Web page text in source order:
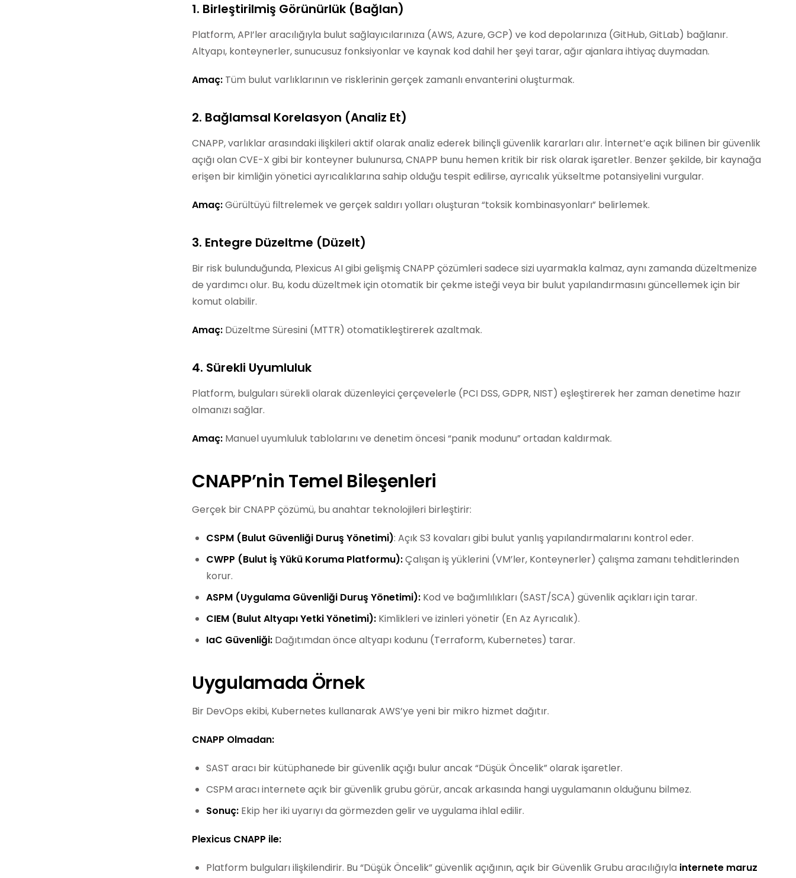
1. Birleştirilmiş Görünürlük (Bağlan)
Platform, API’ler aracılığıyla bulut sağlayıcılarınıza (AWS, Azure, GCP) ve kod depolarınıza (GitHub, GitLab) bağlanır.
Altyapı, konteynerler, sunucusuz fonksiyonlar ve kaynak kod dahil her şeyi tarar, ağır ajanlara ihtiyaç duymadan.
Amaç: Tüm bulut varlıklarının ve risklerinin gerçek zamanlı envanterini oluşturmak.
2. Bağlamsal Korelasyon (Analiz Et)
CNAPP, varlıklar arasındaki ilişkileri aktif olarak analiz ederek bilinçli güvenlik kararları alır. İnternet’e açık bilinen bir güvenlik
açığı olan CVE-X gibi bir konteyner bulunursa, CNAPP bunu hemen kritik bir risk olarak işaretler. Benzer şekilde, bir kaynağa
erişen bir kimliğin yönetici ayrıcalıklarına sahip olduğu tespit edilirse, ayrıcalık yükseltme potansiyelini vurgular.
Amaç:Gürültüyü filtrelemek ve gerçek saldırı yolları oluşturan “toksik kombinasyonları” belirlemek.
3. Entegre Düzeltme (Düzelt)
Bir risk bulunduğunda, Plexicus AI gibi gelişmiş CNAPP çözümleri sadece sizi uyarmakla kalmaz, aynı zamanda düzeltmenize
de yardımcı olur. Bu, kodu düzeltmek için otomatik bir çekme isteği veya bir bulut yapılandırmasını güncellemek için bir
komut olabilir.
Amaç: Düzeltme Süresini (MTTR) otomatikleştirerek azaltmak.
4. Sürekli Uyumluluk
Platform, bulguları sürekli olarak düzenleyici çerçevelerle (PCI DSS, GDPR, NIST) eşleştirerek her zaman denetime hazır
olmanızı sağlar.
Amaç: Manuel uyumluluk tablolarını ve denetim öncesi “panik modunu” ortadan kaldırmak.
CNAPP’nin Temel Bileşenleri
Gerçek bir CNAPP çözümü, bu anahtar teknolojileri birleştirir:
CSPM (Bulut Güvenliği Duruş Yönetimi): Açık S3 kovaları gibi bulut yanlış yapılandırmalarını kontrol eder.
CWPP (Bulut İş Yükü Koruma Platformu):Çalışan iş yüklerini (VM’ler, Konteynerler) çalışma zamanı tehditlerinden
korur.
ASPM (Uygulama Güvenliği Duruş Yönetimi): Kod ve bağımlılıkları (SAST/SCA) güvenlik açıkları için tarar.
CIEM (Bulut Altyapı Yetki Yönetimi): Kimlikleri ve izinleri yönetir (En Az Ayrıcalık).
IaC Güvenliği: Dağıtımdan önce altyapı kodunu (Terraform, Kubernetes) tarar.
Uygulamada Örnek
Bir DevOps ekibi, Kubernetes kullanarak AWS’ye yeni bir mikro hizmet dağıtır.
CNAPP Olmadan:
SAST aracı bir kütüphanede bir güvenlik açığı bulur ancak “Düşük Öncelik” olarak işaretler.
CSPM aracı internete açık bir güvenlik grubu görür, ancak arkasında hangi uygulamanın olduğunu bilmez.
Sonuç: Ekip her iki uyarıyı da görmezden gelir ve uygulama ihlal edilir.
Plexicus CNAPP ile:
Platform bulguları ilişkilendirir. Bu “Düşük Öncelik” güvenlik açığının, açık bir Güvenlik Grubu aracılığıyla internete maruz